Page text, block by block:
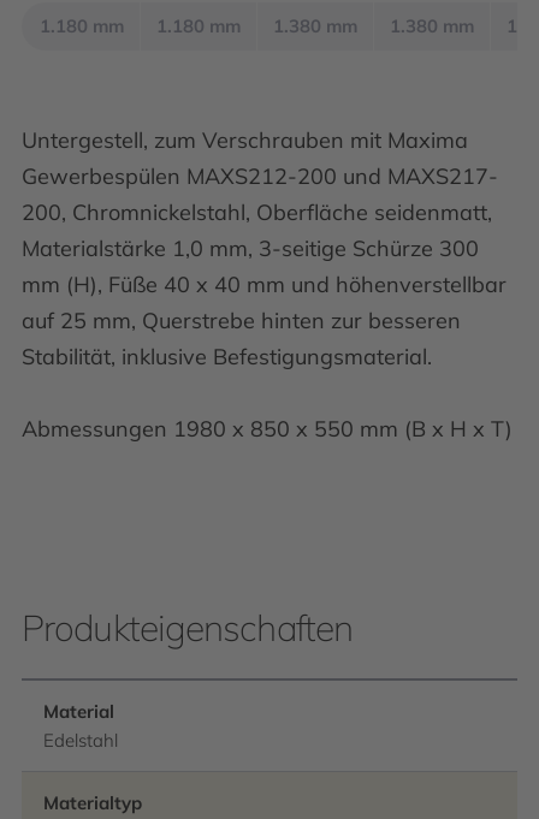
Untergestell, zum Verschrauben mit Maxima
Gewerbespülen MAXS212-200 und MAXS217-
200, Chromnickelstahl, Oberfläche seidenmatt,
Materialstärke 1,0 mm, 3-seitige Schürze 300
mm (H), Füße 40 x 40 mm und höhenverstellbar
auf 25 mm, Querstrebe hinten zur besseren
Stabilität, inklusive Befestigungsmaterial.
Abmessungen 1980 x 850 x 550 mm (B x H x T)
1.180 mm 1.180 mm 1.380 mm 1.380 mm
Produkteigenschaften
Material
Edelstahl
Materialtyp